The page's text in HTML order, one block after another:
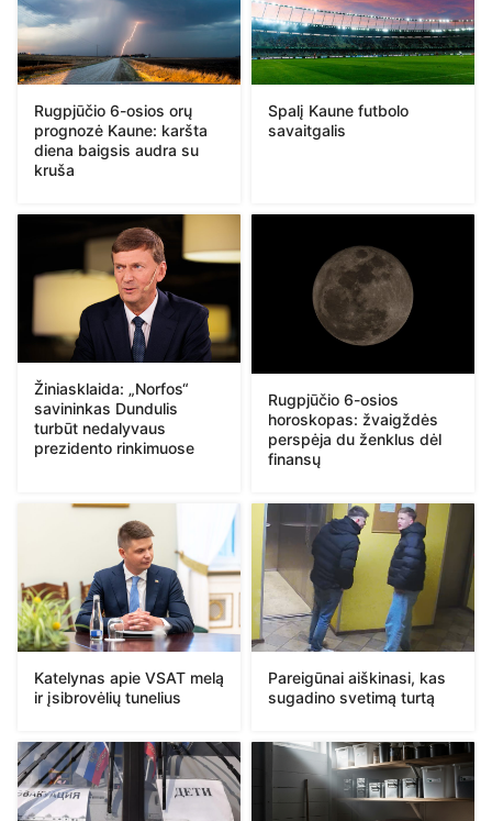
Rugpjūčio 6-osios orų
prognozė Kaune: karšta
diena baigsis audra su
kruša
Spalį Kaune futbolo
savaitgalis
Žiniasklaida: „Norfos“
savininkas Dundulis
turbūt nedalyvaus
prezidento rinkimuose
Rugpjūčio 6-osios
horoskopas: žvaigždės
perspėja du ženklus dėl
finansų
Katelynas apie VSAT melą
ir įsibrovėlių tunelius
Pareigūnai aiškinasi, kas
sugadino svetimą turtą